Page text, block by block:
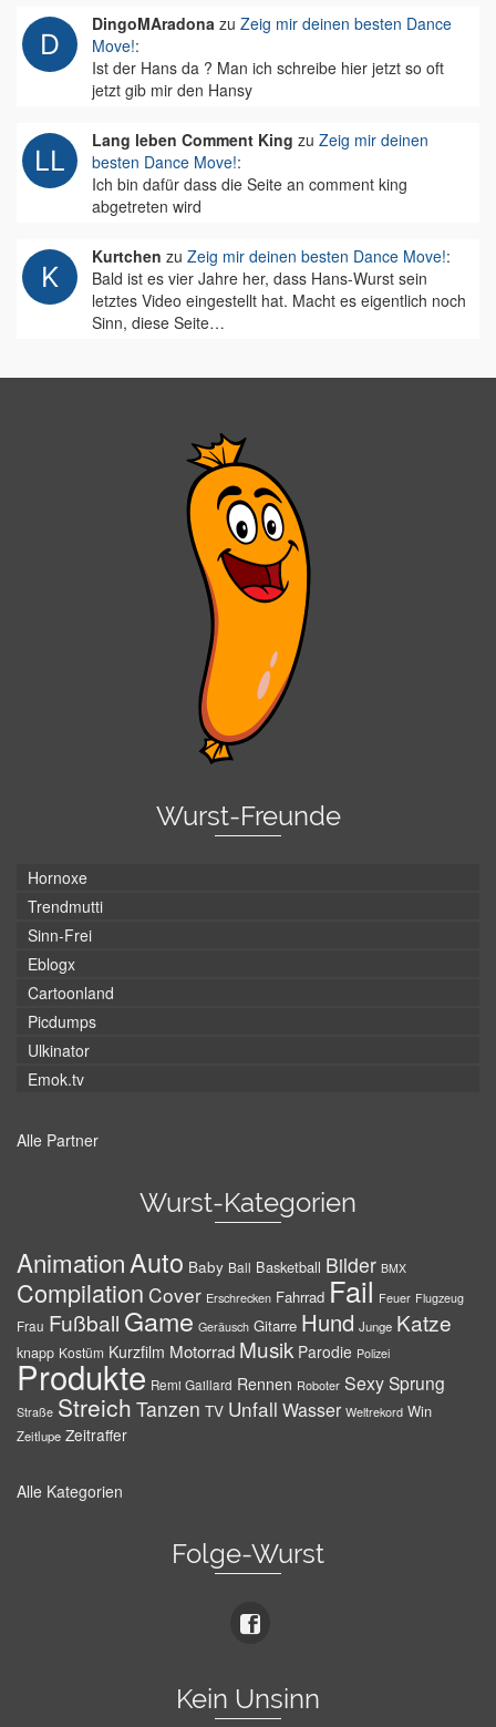
DingoMAradona zu Zeig mir deinen besten Dance
Move!:
Ist der Hans da ? Man ich schreibe hier jetzt so oft
jetzt gib mir den Hansy
Lang leben Comment King zu Zeig mir deinen
besten Dance Move!:
Ich bin dafür dass die Seite an comment king
abgetreten wird
Kurtchen zu Zeig mir deinen besten Dance Move!:
Bald ist es vier Jahre her, dass Hans-Wurst sein
letztes Video eingestellt hat. Macht es eigentlich noch
Sinn, diese Seite…
Wurst-Freunde
Hornoxe
Trendmutti
Sinn-Frei
Eblogx
Cartoonland
Picdumps
Ulkinator
Emok.tv
Alle Partner
Wurst-Kategorien
AnimationAuto Baby Ball Basketball Bilder BMX
Compilation Cover Erschrecken Fahrrad Fail Feuer Flugzeug
Frau Fußball Game Geräusch Gitarre Hund Junge Katze
knapp Kostüm Kurzfilm Motorrad Musik Parodie Polizei
Produkte Remi Gaillard Rennen Roboter SexySprung
Straße Streich Tanzen TV Unfall Wasser Weltrekord Win
Zeitlupe Zeitraffer
Alle Kategorien
Folge-Wurst
Kein Unsinn